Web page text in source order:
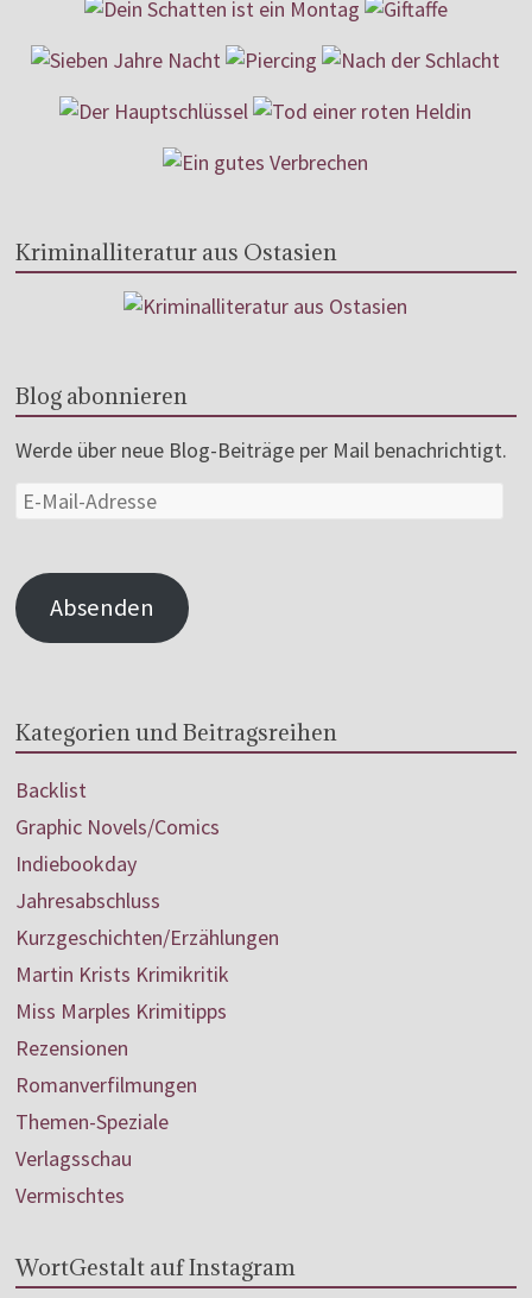
Kriminalliteratur aus Ostasien
Blog abonnieren
Werde über neue Blog-Beiträge per Mail benachrichtigt.
Absenden
Kategorien und Beitragsreihen
Backlist
Graphic Novels/Comics
Indiebookday
Jahresabschluss
Kurzgeschichten/Erzählungen
Martin Krists Krimikritik
Miss Marples Krimitipps
Rezensionen
Romanverfilmungen
Themen-Speziale
Verlagsschau
Vermischtes
WortGestalt auf Instagram